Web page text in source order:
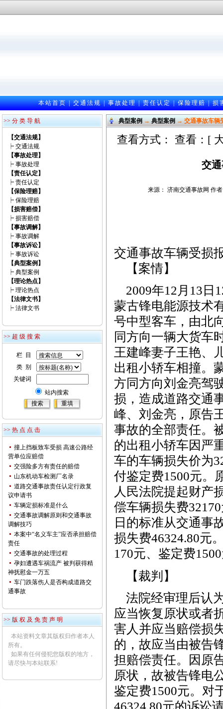
本站首页|交通法规|事故处理|责任认定|保险理赔|损
>> 分 类 导 航
【交通法规】
┝ 交通法规
【事故处理】
┝ 事故处理
【责任认定】
┝ 责任认定
【保险理赔】
┝ 保险理赔
【损害赔偿】
┝ 损害赔偿
【事故调解】
┝ 事故调解
【事故诉讼】
┝ 事故诉讼
【典型案例】
┝ 典型案例
【理论热点】
┝ 理论热点
【法律文书】
┝ 法律文书
>> 超 级 搜 索
栏 目
类 别
关键词
站内搜索
>> 热 点 点 击
撞上挡板致车受损 高速公路经
营单位应赔偿
交强险多方有责任的赔偿
山东机动车检测厂名录
道路交通事故责任认定行政复
议申请书
车辆定损标准是什么
交通事故调解原则和交通事故
调解技巧
本案中“名义车主”应否承担赔偿
责任
交通事故的处理过程
孕妇遭遇车祸流产 被判获得精
神抚慰金一万五
车门跌落伤人是否构成道路交
通事故
>> 版 权 及 免 责 声 明
本站资料文章其版权归作者本人
所有。
如果有任何侵犯您版权的地方，
请尽快与本站联系!
典型案例→典型案例→ 交通事故车辆
查看方式： 查看：[
交
来源： 济南交通事故网 作
交通事故车辆受损
【案情】
2009年12月13日
蒙古锋电能源技术
号中型客车，由北
同方向一辆大货车
王建峰妻子王艳、
出租小轿车相撞。
方同方向刘金亮驾
损，造成道路交通
峰、刘金亮，原告
事故的全部责任。
的出租小轿车因严
车的车辆损失价为
付鉴定费1500元。
人民法院提起财产
偿车辆损失费
日的标准从交通事
损失费46324.80元
170元、鉴定费
【裁判】
法院经审理后认
应当恢复原状或者
害人并应当赔偿损
的，故应当由被告
担赔偿责任。因原
原状，故被告锋电
鉴定费1500元。对
46324.80元的诉讼